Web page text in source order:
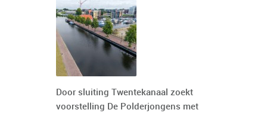
Door sluiting Twentekanaal zoekt
voorstelling De Polderjongens met